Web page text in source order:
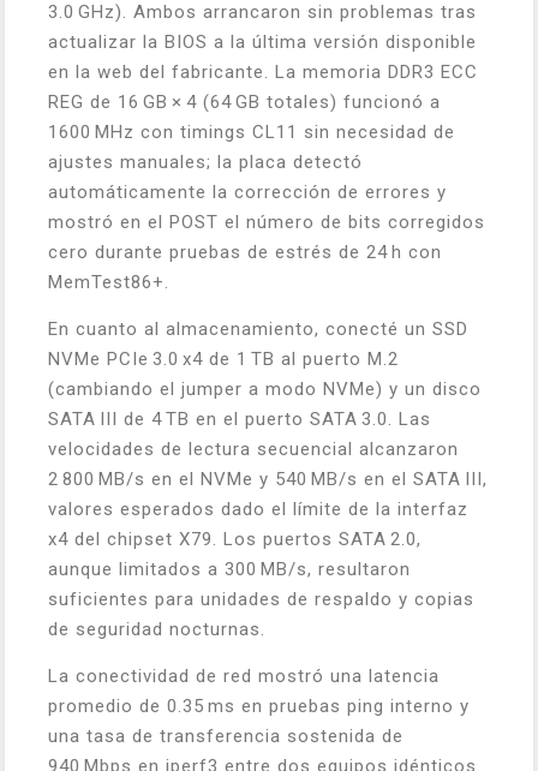
3.0 GHz). Ambos arrancaron sin problemas tras
actualizar la BIOS a la última versión disponible
en la web del fabricante. La memoria DDR3 ECC
REG de 16 GB × 4 (64 GB totales) funcionó a
1600 MHz con timings CL11 sin necesidad de
ajustes manuales; la placa detectó
automáticamente la corrección de errores y
mostró en el POST el número de bits corregidos
cero durante pruebas de estrés de 24 h con
MemTest86+.
En cuanto al almacenamiento, conecté un SSD
NVMe PCIe 3.0 x4 de 1 TB al puerto M.2
(cambiando el jumper a modo NVMe) y un disco
SATA III de 4 TB en el puerto SATA 3.0. Las
velocidades de lectura secuencial alcanzaron
2 800 MB/s en el NVMe y 540 MB/s en el SATA III,
valores esperados dado el límite de la interfaz
x4 del chipset X79. Los puertos SATA 2.0,
aunque limitados a 300 MB/s, resultaron
suficientes para unidades de respaldo y copias
de seguridad nocturnas.
La conectividad de red mostró una latencia
promedio de 0.35 ms en pruebas ping interno y
una tasa de transferencia sostenida de